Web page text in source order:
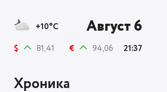
+10°C Август 6
$ 81,41 € 94,06 21:37
Хроника